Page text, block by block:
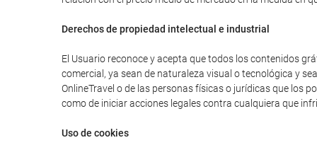
Derechos de propiedad intelectual e industrial
El Usuario reconoce y acepta que todos los contenidos
comercial, ya sean de naturaleza visual o tecnológica y
OnlineTravel o de las personas físicas o jurídicas que los
como de iniciar acciones legales contra cualquiera que
Uso de cookies